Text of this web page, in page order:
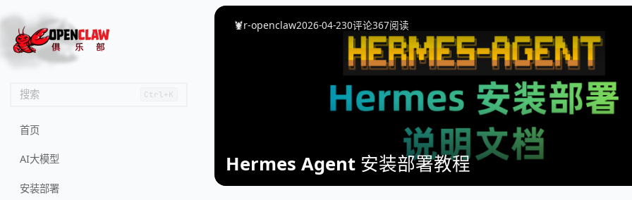
🙌
🐟
🏖️
搜索 Ctrl+K
首页
AI大模型
安装部署
🦞r-openclaw2026-04-230评论367阅读
Hermes Agent 安装部署教程